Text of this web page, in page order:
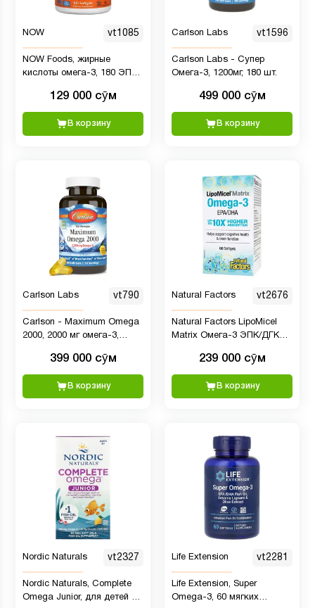
NOW vt1085
NOW Foods, жирные
кислоты омега-3, 180 ЭПК /
129 000 сӯм
В корзину
Carlson Labs vt1596
Carlson Labs - Супер
Омега-3, 1200мг, 180 шт.
499 000 сӯм
В корзину
Carlson Labs vt790
Carlson - Maximum Omega
2000, 2000 мг омега-3,
поддержка функции мозга
и зрения, 60 мягких
таблеток
399 000 сӯм
В корзину
Natural Factors vt2676
Natural Factors LipoMicel
Matrix Омега-3 ЭПК/ДГК
239 000 сӯм
В корзину
Nordic Naturals vt2327
Nordic Naturals, Complete
Omega Junior, для детей от
Life Extension vt2281
Life Extension, Super
Omega-3, 60 мягких